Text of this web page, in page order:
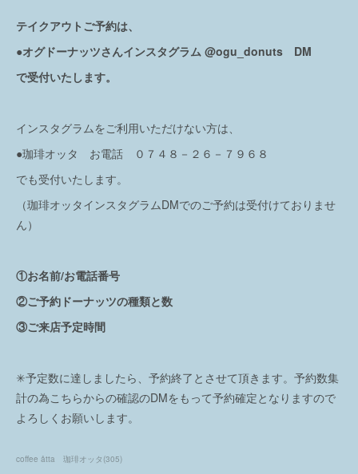
テイクアウトご予約は、
●オグドーナッツさんインスタグラム @ogu_donuts DM
で受付いたします。
インスタグラムをご利用いただけない方は、
●珈琲オッタ お電話 ０７４８－２６－７９６８
でも受付いたします。
（珈琲オッタインスタグラムDMでのご予約は受付けておりませ
ん）
①お名前/お電話番号
②ご予約ドーナッツの種類と数
③ご来店予定時間
✳︎予定数に達しましたら、予約終了とさせて頂きます。予約数集
計の為こちらからの確認のDMをもって予約確定となりますので
よろしくお願いします。
coffee åtta 珈琲オッタ (305)